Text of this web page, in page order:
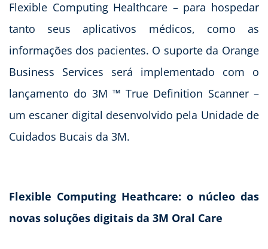
Flexible Computing Healthcare – para hospedar
tanto seus aplicativos médicos, como as
informações dos pacientes. O suporte da Orange
Business Services será implementado com o
lançamento do 3M ™ True Definition Scanner –
um escaner digital desenvolvido pela Unidade de
Cuidados Bucais da 3M.
Flexible Computing Heathcare: o núcleo das
novas soluções digitais da 3M Oral Care